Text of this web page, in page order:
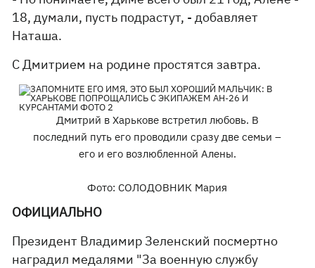
18, думали, пусть подрастут, - добавляет
Наташа.
С Дмитрием на родине простятся завтра.
Дмитрий в Харькове встретил любовь. В
последний путь его проводили сразу две семьи –
его и его возлюбленной Алены.
Фото: СОЛОДОВНИК Мария
ОФИЦИАЛЬНО
Президент Владимир Зеленский посмертно
наградил медалями "За военную службу